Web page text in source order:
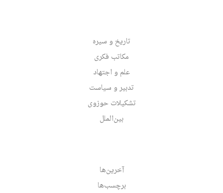
تاریخ و سیره
مکاتب فکری
علم و اجتهاد
تدبیر و سیاست
تشکیلات حوزوی
بین‌الملل
آخرین‌ها
برچسب‌ها